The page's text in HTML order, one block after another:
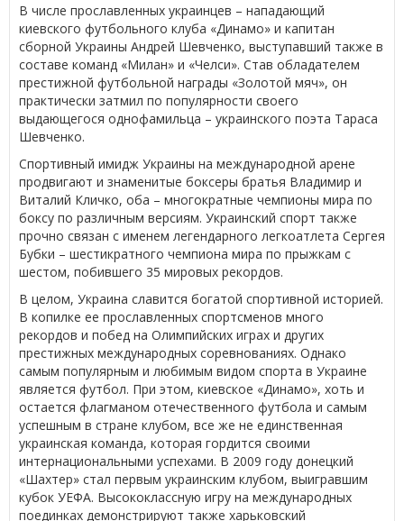
В числе прославленных украинцев – нападающий
киевского футбольного клуба «Динамо» и капитан
сборной Украины Андрей Шевченко, выступавший также в
составе команд «Милан» и «Челси». Став обладателем
престижной футбольной награды «Золотой мяч», он
практически затмил по популярности своего
выдающегося однофамильца – украинского поэта Тараса
Шевченко.
Спортивный имидж Украины на международной арене
продвигают и знаменитые боксеры братья Владимир и
Виталий Кличко, оба – многократные чемпионы мира по
боксу по различным версиям. Украинский спорт также
прочно связан с именем легендарного легкоатлета Сергея
Бубки – шестикратного чемпиона мира по прыжкам с
шестом, побившего 35 мировых рекордов.
В целом, Украина славится богатой спортивной историей.
В копилке ее прославленных спортсменов много
рекордов и побед на Олимпийских играх и других
престижных международных соревнованиях. Однако
самым популярным и любимым видом спорта в Украине
является футбол. При этом, киевское «Динамо», хоть и
остается флагманом отечественного футбола и самым
успешным в стране клубом, все же не единственная
украинская команда, которая гордится своими
интернациональными успехами. В 2009 году донецкий
«Шахтер» стал первым украинским клубом, выигравшим
кубок УЕФА. Высококлассную игру на международных
поединках демонстрируют также харьковский